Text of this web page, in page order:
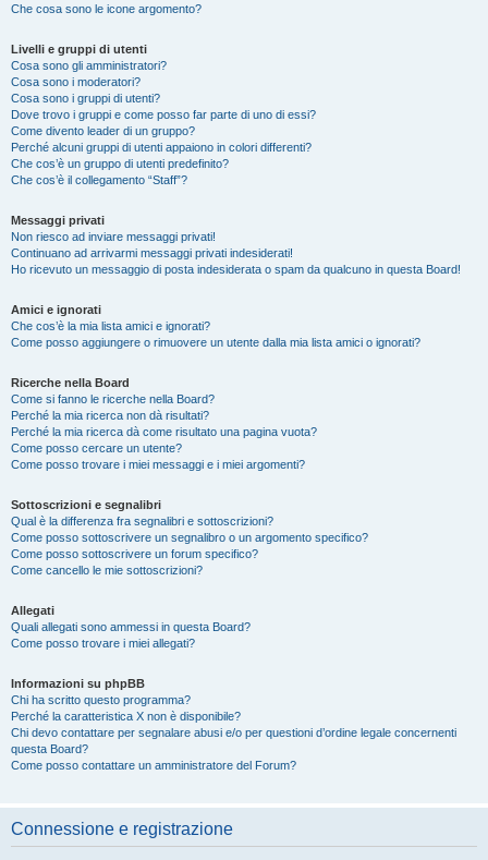
Che cosa sono le icone argomento?
Livelli e gruppi di utenti
Cosa sono gli amministratori?
Cosa sono i moderatori?
Cosa sono i gruppi di utenti?
Dove trovo i gruppi e come posso far parte di uno di essi?
Come divento leader di un gruppo?
Perché alcuni gruppi di utenti appaiono in colori differenti?
Che cos’è un gruppo di utenti predefinito?
Che cos’è il collegamento “Staff”?
Messaggi privati
Non riesco ad inviare messaggi privati!
Continuano ad arrivarmi messaggi privati indesiderati!
Ho ricevuto un messaggio di posta indesiderata o spam da qualcuno in questa Board!
Amici e ignorati
Che cos’è la mia lista amici e ignorati?
Come posso aggiungere o rimuovere un utente dalla mia lista amici o ignorati?
Ricerche nella Board
Come si fanno le ricerche nella Board?
Perché la mia ricerca non dà risultati?
Perché la mia ricerca dà come risultato una pagina vuota?
Come posso cercare un utente?
Come posso trovare i miei messaggi e i miei argomenti?
Sottoscrizioni e segnalibri
Qual è la differenza fra segnalibri e sottoscrizioni?
Come posso sottoscrivere un segnalibro o un argomento specifico?
Come posso sottoscrivere un forum specifico?
Come cancello le mie sottoscrizioni?
Allegati
Quali allegati sono ammessi in questa Board?
Come posso trovare i miei allegati?
Informazioni su phpBB
Chi ha scritto questo programma?
Perché la caratteristica X non è disponibile?
Chi devo contattare per segnalare abusi e/o per questioni d’ordine legale concernenti
questa Board?
Come posso contattare un amministratore del Forum?
Connessione e registrazione